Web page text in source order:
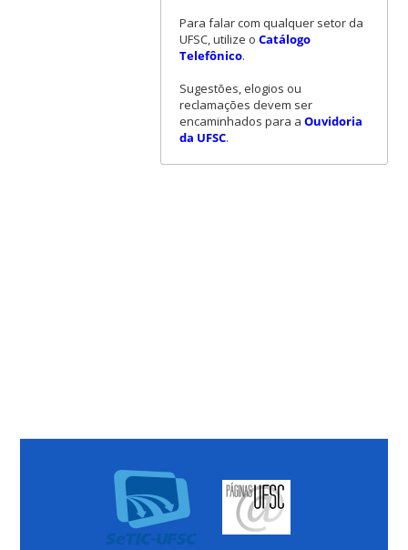
Para falar com qualquer setor da
UFSC, utilize o Catálogo
Telefônico.
Sugestões, elogios ou
reclamações devem ser
encaminhados para a Ouvidoria
da UFSC.